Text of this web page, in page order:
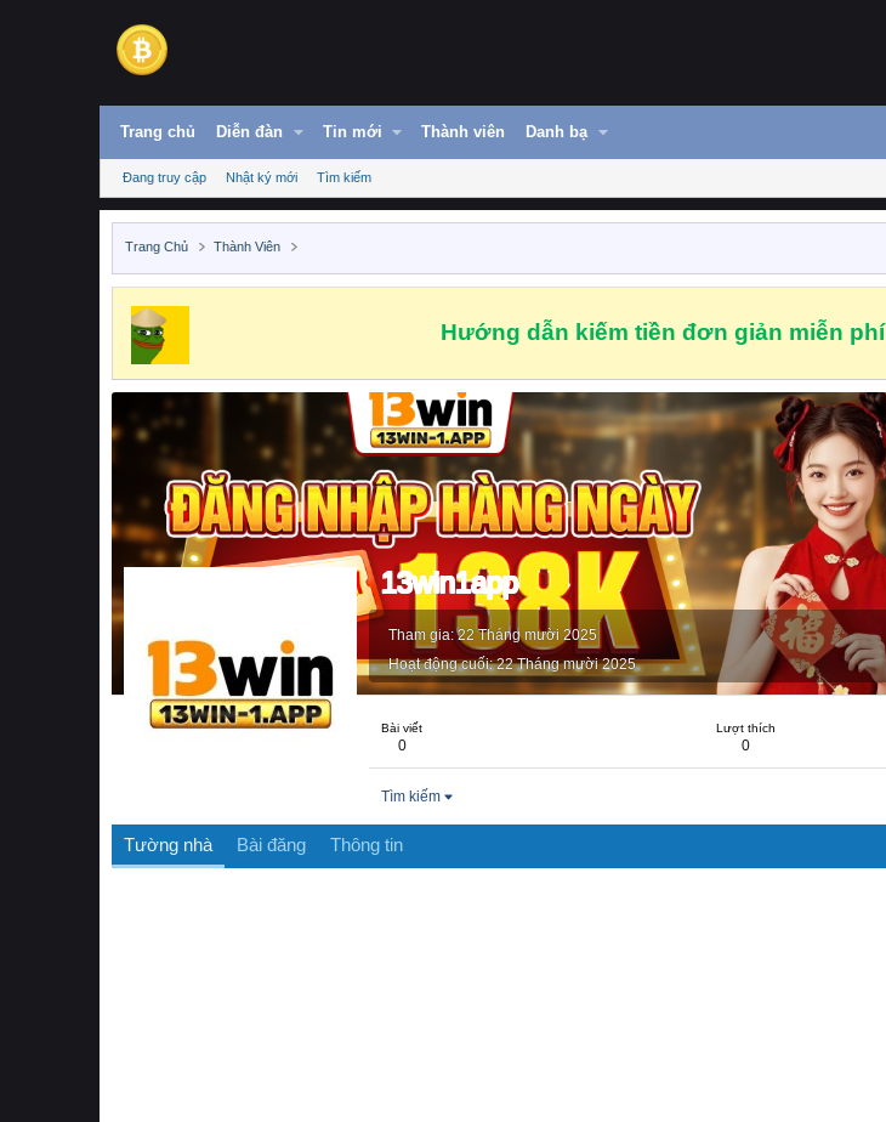
Trang chủ Diễn đàn Tin mới Thành viên Danh bạ
Đang truy cập Nhật ký mới Tìm kiếm
Trang Chủ Thành Viên
Hướng dẫn kiếm tiền đơn giản miễn phí
13win1app
Tham gia 22 Tháng mười 2025
Hoạt động cuối 22 Tháng mười 2025
Bài viết
0
Lượt thích
0
Tìm kiếm
Tường nhà Bài đăng Thông tin